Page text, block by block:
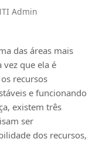
Admin
das áreas mais
que ela é
recursos
e funcionando
existem três
ser
dos recursos,